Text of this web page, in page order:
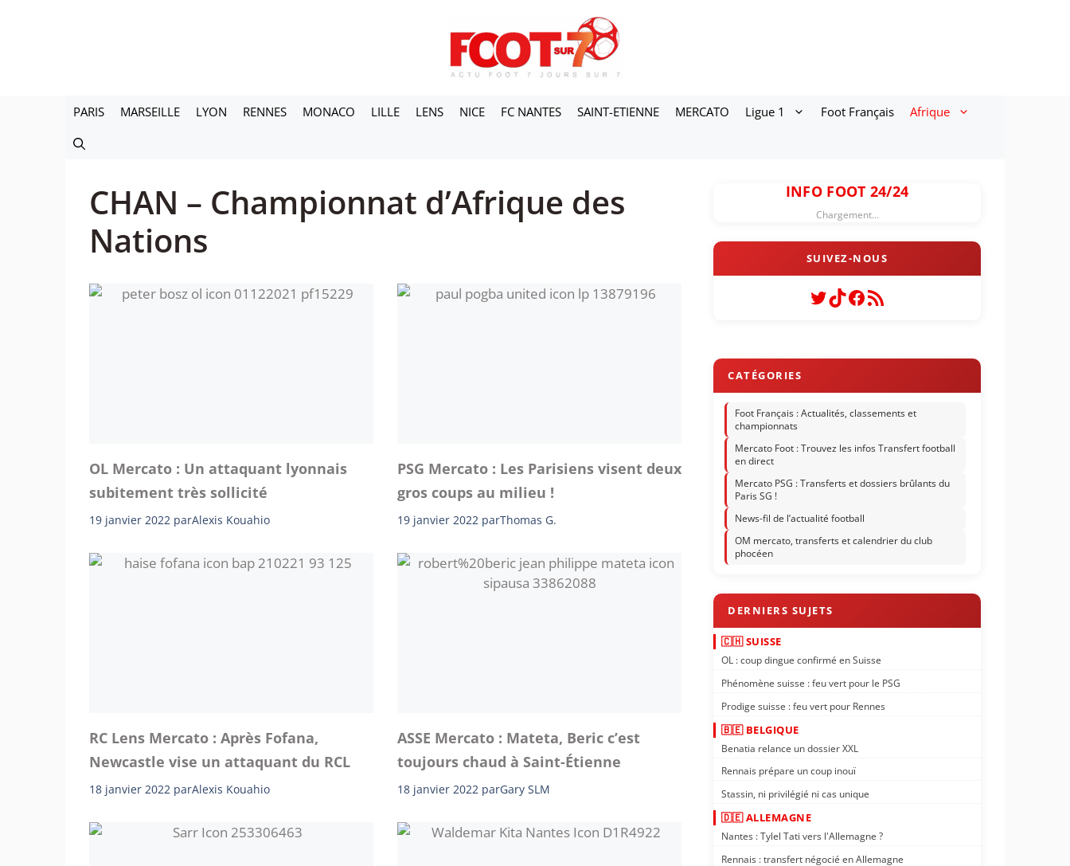
PARIS MARSEILLE LYON RENNES MONACO LILLE LENS NICE FC NANTES SAINT-ETIENNE MERCATO Ligue 1 Foot Français Afrique
CHAN – Championnat d’Afrique des
Nations
OL Mercato : Un attaquant lyonnais
subitement très sollicité
19 janvier 2022 parAlexis Kouahio
PSG Mercato : Les Parisiens visent deux
gros coups au milieu !
19 janvier 2022 parThomas G.
RC Lens Mercato : Après Fofana,
Newcastle vise un attaquant du RCL
18 janvier 2022 parAlexis Kouahio
ASSE Mercato : Mateta, Beric c’est
toujours chaud à Saint-Étienne
18 janvier 2022 parGary SLM
INFO FOOT 24/24
Chargement...
Twitter
TikTok
Facebook
Flux RSS
Foot Français : Actualités, classements et
championnats
Mercato Foot : Trouvez les infos Transfert football
en direct
Mercato PSG : Transferts et dossiers brûlants du
Paris SG !
News-fil de l’actualité football
OM mercato, transferts et calendrier du club
phocéen
🇨🇭 SUISSE
OL : coup dingue confirmé en Suisse
Phénomène suisse : feu vert pour le PSG
Prodige suisse : feu vert pour Rennes
🇧🇪 BELGIQUE
Benatia relance un dossier XXL
Rennais prépare un coup inouï
Stassin, ni privilégié ni cas unique
🇩🇪 ALLEMAGNE
Nantes : Tylel Tati vers l'Allemagne ?
Rennais : transfert négocié en Allemagne